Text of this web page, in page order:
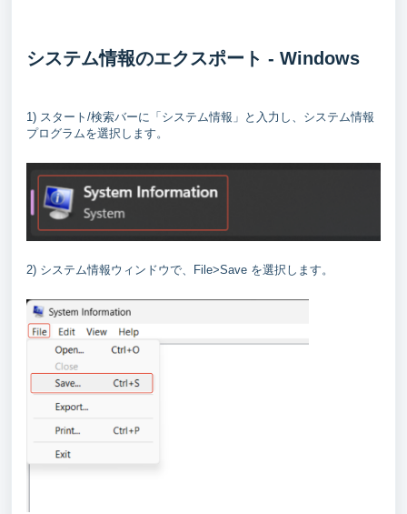
システム情報のエクスポート - Windows
1) スタート/検索バーに「システム情報」と入力し、システム情報
プログラムを選択します。
2) システム情報ウィンドウで、File>Save を選択します。